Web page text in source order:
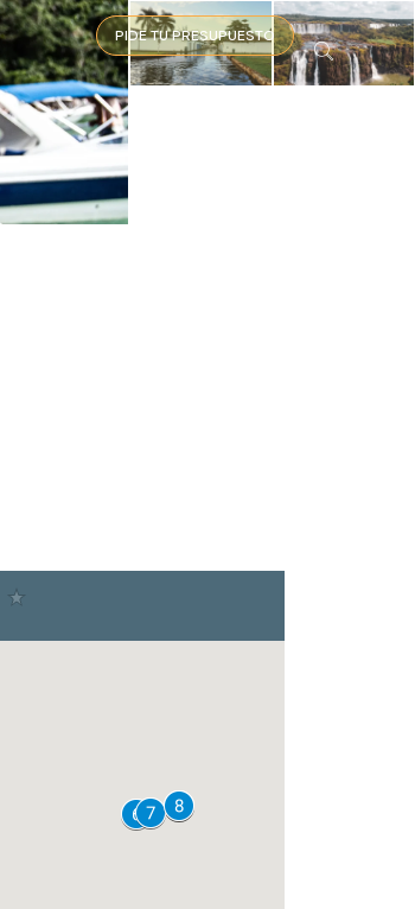
PIDE TU PRESUPUESTO